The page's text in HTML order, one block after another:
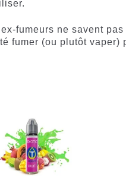
fumeurs ne savent
fumer (ou plutôt vaper)